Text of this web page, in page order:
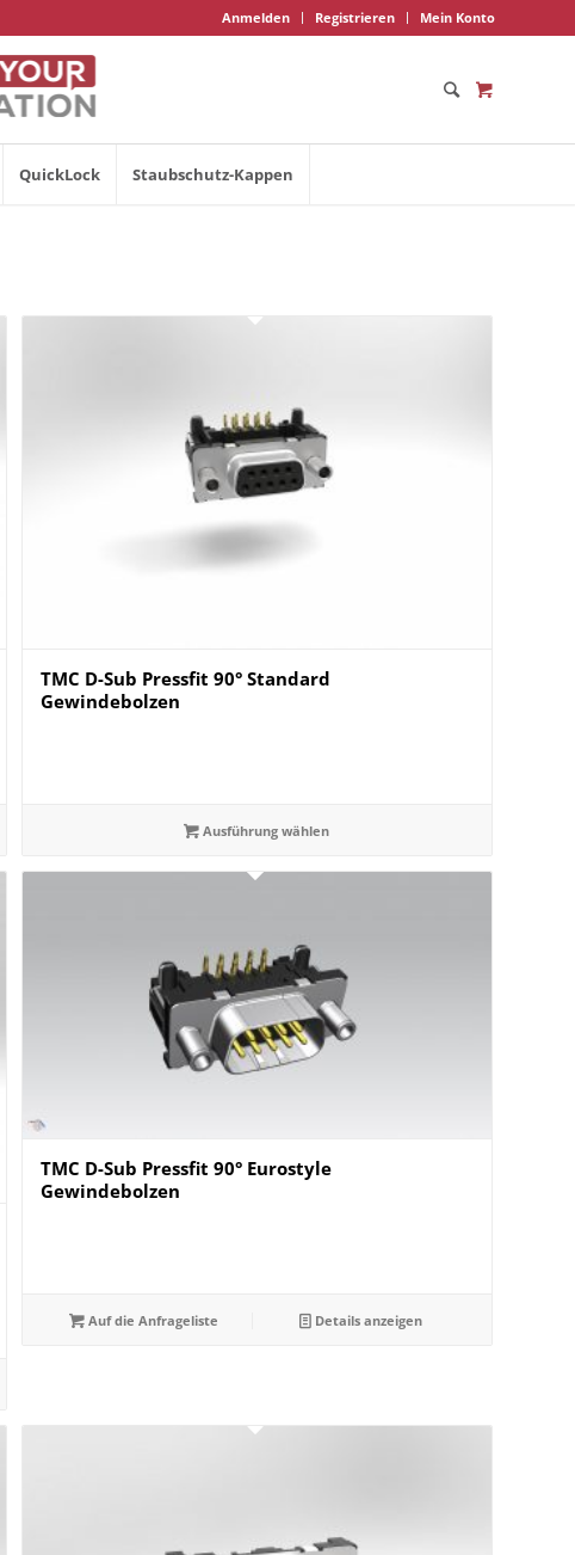
Anmelden Registrieren Mein Konto
QuickLock Staubschutz-Kappen
TMC D-Sub Pressfit 90° Standard
Gewindebolzen
Ausführung wählen
TMC D-Sub Pressfit 90° Eurostyle
Gewindebolzen
Auf die Anfrageliste Details anzeigen